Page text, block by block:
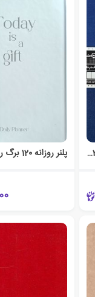
دفتر 160 برگ نقطه‌ای 22*22 جلد سخت (مثلث) آبی‌نفتی